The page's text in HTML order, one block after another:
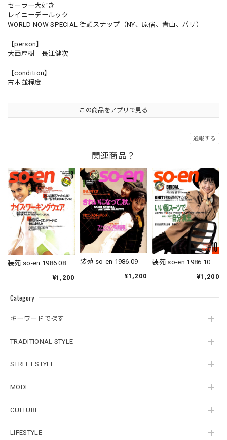
Category
キーワードで探す
TRADITIONAL STYLE
STREET STYLE
MODE
CULTURE
LIFESTYLE
セーラー大好き
レイニーデールック
WORLD NOW SPECIAL 街頭スナップ（NY、原宿、青山、パリ）
【person】
大西厚樹 長江健次
【condition】
古本並程度
この商品をアプリで見る
通報する
関連商品？
装苑 so-en 1986.08
¥1,200
装苑 so-en 1986.09
¥1,200
装苑 so-en 1986.10
¥1,200